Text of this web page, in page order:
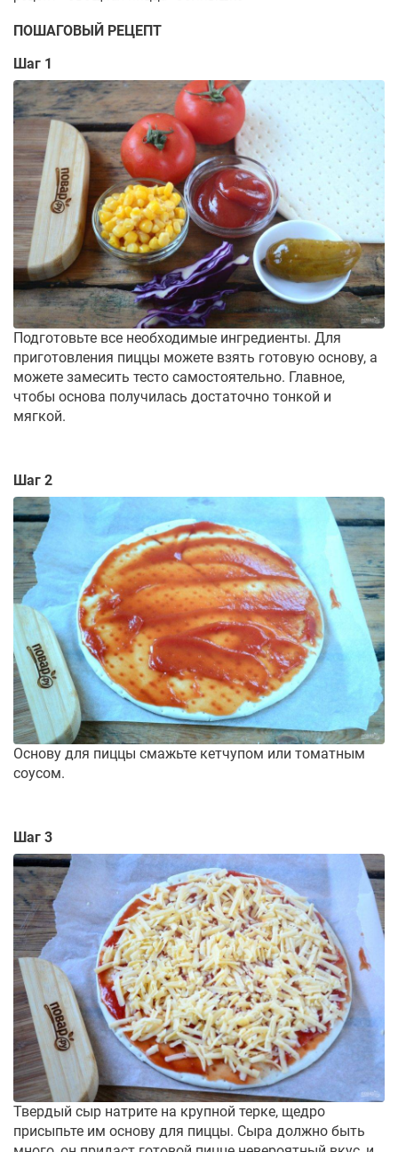
ПОШАГОВЫЙ РЕЦЕПТ
Шаг 1
Подготовьте все необходимые ингредиенты. Для
приготовления пиццы можете взять готовую основу, а
можете замесить тесто самостоятельно. Главное,
чтобы основа получилась достаточно тонкой и
мягкой.
Шаг 2
Основу для пиццы смажьте кетчупом или томатным
соусом.
Шаг 3
Твердый сыр натрите на крупной терке, щедро
присыпьте им основу для пиццы. Сыра должно быть